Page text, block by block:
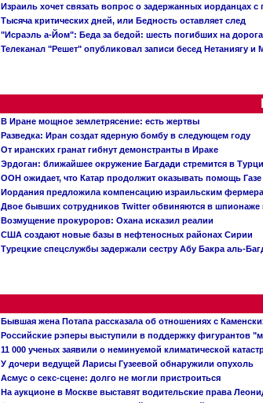
Израиль хочет связать вопрос о задержанных иорданцах
Тысяча критических дней, или Бедность оставляет след
"Исраэль а-Йом": Беда за бедой: шесть погибших на
Телеканал "Решет" опубликовал записи бесед Нетаниягу и
В Иране мощное землетрясение: есть жертвы
Разведка: Иран создат ядерную бомбу в следующем году
От иранских гранат гибнут демонстранты в Ираке
Эрдоган: ближайшее окружение Багдади стремится в
ООН ожидает, что Катар продолжит оказывать помощь Газе
Иордания предложила компенсацию израильским
Двое бывших сотрудников Twitter обвиняются в шпионаже
Возмущение прокуроров: Охана исказил реалии
США создают новые базы в нефтеносных районах Сирии
Турецкие спецслужбы задержали сестру Абу Бакра аль-
Бывшая жена Потапа рассказала об отношениях с
Российские рэперы выступили в поддержку фигурантов
11 000 ученых заявили о неминуемой климатической
У дочери ведущей Ларисы Гузеевой обнаружили опухоль
Асмус о секс-сцене: долго не могли пристроиться
На аукционе в Москве выставят водительские права